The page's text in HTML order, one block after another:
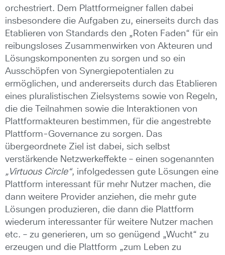
orchestriert. Dem Plattformeigner fallen dabei
insbesondere die Aufgaben zu, einerseits durch das
Etablieren von Standards den „Roten Faden“ für ein
reibungsloses Zusammenwirken von Akteuren und
Lösungskomponenten zu sorgen und so ein
Ausschöpfen von Synergiepotentialen zu
ermöglichen, und andererseits durch das Etablieren
eines pluralistischen Zielsystems sowie von Regeln,
die die Teilnahmen sowie die Interaktionen von
Plattformakteuren bestimmen, für die angestrebte
Plattform-Governance zu sorgen. Das
übergeordnete Ziel ist dabei, sich selbst
verstärkende Netzwerkeffekte – einen sogenannten
„Virtuous Circle“, infolgedessen gute Lösungen eine
Plattform interessant für mehr Nutzer machen, die
dann weitere Provider anziehen, die mehr gute
Lösungen produzieren, die dann die Plattform
wiederum interessanter für weitere Nutzer machen
etc. – zu generieren, um so genügend „Wucht“ zu
erzeugen und die Plattform „zum Leben zu